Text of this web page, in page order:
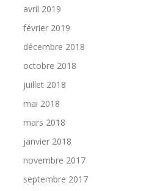
avril 2019
février 2019
décembre 2018
octobre 2018
juillet 2018
mai 2018
mars 2018
janvier 2018
novembre 2017
septembre 2017